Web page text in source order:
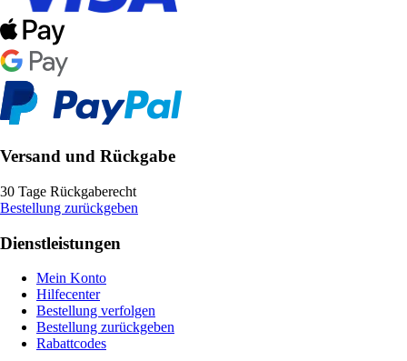
Versand und Rückgabe
30 Tage Rückgaberecht
Bestellung zurückgeben
Dienstleistungen
Mein Konto
Hilfecenter
Bestellung verfolgen
Bestellung zurückgeben
Rabattcodes